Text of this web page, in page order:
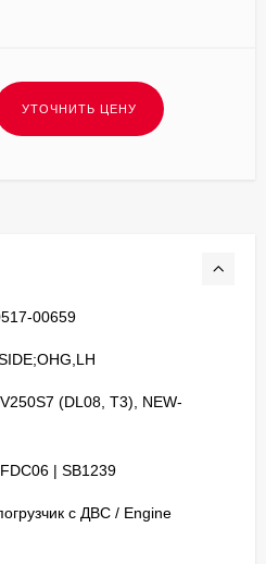
00659
(DL08, T3), NEW-
| SB1239
с ДВС / Engine